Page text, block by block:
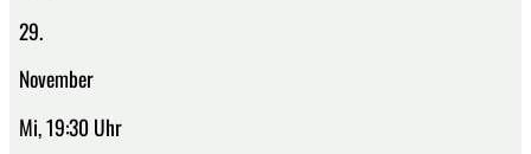
29.
November
Mi, 19:30 Uhr